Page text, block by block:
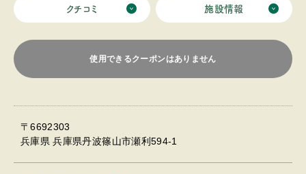
クチコミ 施設情報
使用できるクーポンはありません
〒6692303
兵庫県 兵庫県丹波篠山市瀬利594-1